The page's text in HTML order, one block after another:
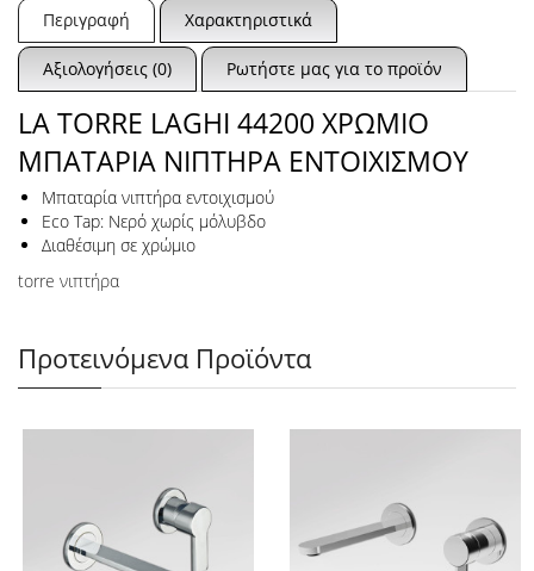
Περιγραφή Χαρακτηριστικά
Αξιολογήσεις (0) Ρωτήστε μας για το προϊόν
LA TORRE LAGHI 44200 ΧΡΩΜΙΟ
ΜΠΑΤΑΡΙΑ ΝΙΠΤΗΡΑ ΕΝΤΟΙΧΙΣΜΟΥ
Μπαταρία νιπτήρα εντοιχισμού
Eco Tap: Νερό χωρίς μόλυβδο
Διαθέσιμη σε χρώμιο
torre νιπτήρα
Προτεινόμενα Προϊόντα